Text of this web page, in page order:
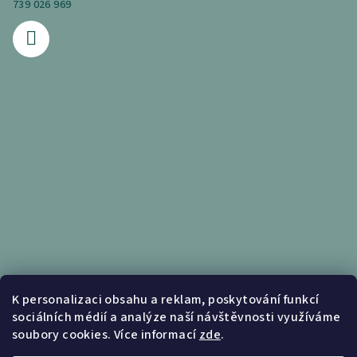
K personalizaci obsahu a reklam, poskytování funkcí
sociálních médií a analýze naší návštěvnosti využíváme
soubory cookies. Více informacízde.
739 026 969
Informace pro vás
Obchodní podmínky